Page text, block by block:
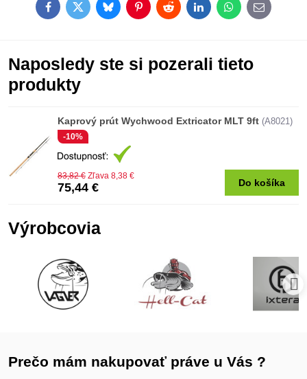
FacebookTwitterBlueskyPinterestRedditLinkedInWhatsApp
E-
mail
Naposledy ste si pozerali tieto
produkty
Kaprový prút Wychwood Extricator MLT 9ft (A8021)
-10%
75,44 €
83,82 € Zľava 8,38 €
Do košíka
Výrobcovia
Prečo mám nakupovať práve u Vás ?